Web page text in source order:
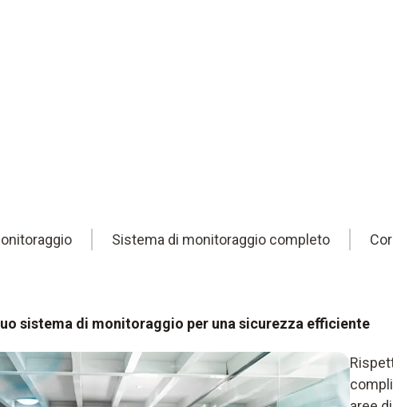
Sistema di monitoraggio completo
sistema di monitoraggio per una sicurezza efficiente